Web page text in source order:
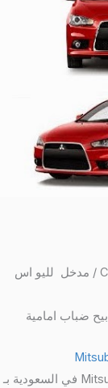
تحتوى السيارة على راديو / مسجل MP3 / مشغل CD / مدخل لليو اس
ضباب امامية
سعر سيارة ميتسوبيشي لانسر Mitsubishi Lancer 2014 في السعودية بـ